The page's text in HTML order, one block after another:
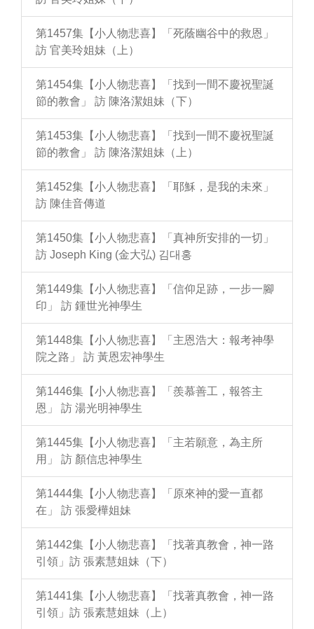
第1457集【小人物悲喜】「死蔭幽谷中的救恩」
訪 官美玲姐妹（上）
第1454集【小人物悲喜】「找到一間不慶祝聖誕
節的教會」 訪 陳洛潔姐妹（下）
第1453集【小人物悲喜】「找到一間不慶祝聖誕
節的教會」 訪 陳洛潔姐妹（上）
第1452集【小人物悲喜】「耶穌，是我的未來」
訪 陳佳音傳道
第1450集【小人物悲喜】「真神所安排的一切」
訪 Joseph King (金大弘) 김대홍
第1449集【小人物悲喜】「信仰足跡，一步一腳
印」 訪 鍾世光神學生
第1448集【小人物悲喜】「主恩浩大：報考神學
院之路」 訪 黃恩宏神學生
第1446集【小人物悲喜】「羨慕善工，報答主
恩」 訪 湯光明神學生
第1445集【小人物悲喜】「主若願意，為主所
用」 訪 顏信忠神學生
第1444集【小人物悲喜】「原來神的愛一直都
在」 訪 張愛樺姐妹
第1442集【小人物悲喜】「找著真教會，神一路
引領」訪 張素慧姐妹（下）
第1441集【小人物悲喜】「找著真教會，神一路
引領」訪 張素慧姐妹（上）